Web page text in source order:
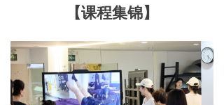
【课程集锦】